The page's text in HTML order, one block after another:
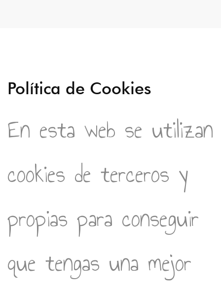
Política de Cookies
En esta web se utilizan
cookies de terceros y
propias para conseguir
que tengas una mejor